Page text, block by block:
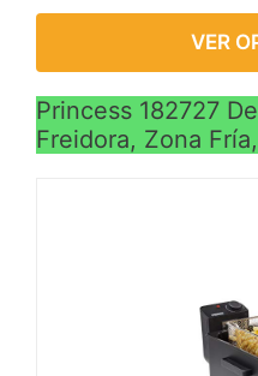
VER
Princess 182727
Freidora, Zona